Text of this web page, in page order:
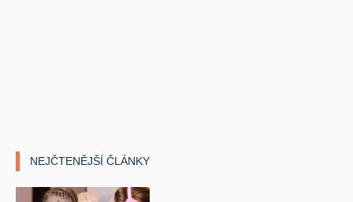
NEJČTENĚJŠÍ ČLÁNKY